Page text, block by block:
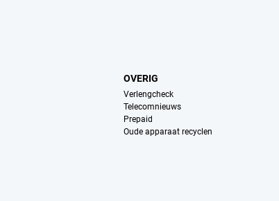
OVERIG
Verlengcheck
Telecomnieuws
Prepaid
Oude apparaat recyclen